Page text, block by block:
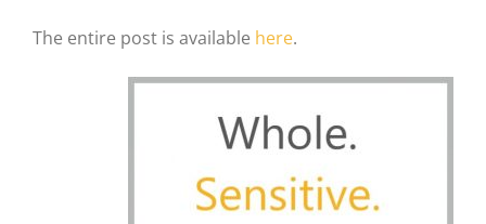
The entire post is available here.